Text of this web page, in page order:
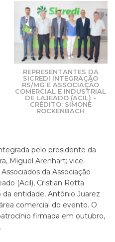
REPRESENTANTES DA
SICREDI INTEGRAÇÃO
RS/MG E ASSOCIAÇÃO
COMERCIAL E INDUSTRIAL
DE LAJEADO (ACIL) -
CRÉDITO: SIMONE
ROCKENBACH
pelo presidente da
Miguel Arenhart; vice-
da Associação
(Acil), Cristian Rotta
entidade, Antônio Juarez
comercial do evento. O
firmada em outubro,